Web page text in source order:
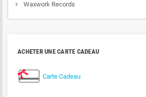
Waxwork Records
ACHETER UNE CARTE CADEAU
Carte Cadeau